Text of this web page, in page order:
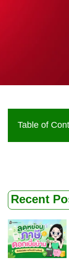
Table of
Recent